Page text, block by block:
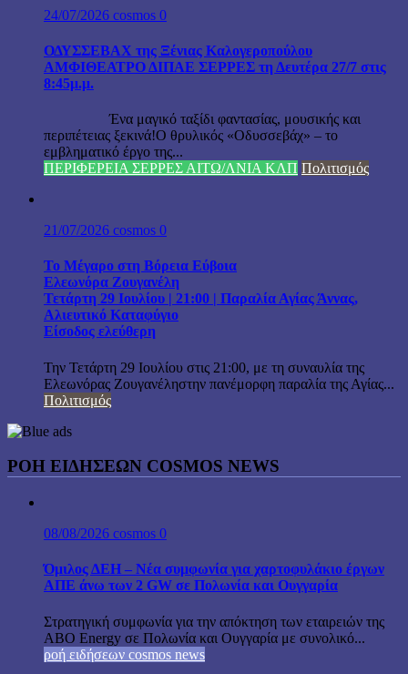
24/07/2026 cosmos 0
ΟΔΥΣΣΕΒΑΧ της Ξένιας Καλογεροπούλου
ΑΜΦΙΘΕΑΤΡΟ ΔΙΠΑΕ ΣΕΡΡΕΣ τη Δευτέρα 27/7 στις
8:45μ.μ.
Ένα μαγικό ταξίδι φαντασίας, μουσικής και
περιπέτειας ξεκινά!Ο θρυλικός «Οδυσσεβάχ» – το
εμβληματικό έργο της...
ΠΕΡΙΦΕΡΕΙΑ ΣΕΡΡΕΣ ΑΙΤΩ/ΛΝΙΑ ΚΛΠ Πολιτισμός
21/07/2026 cosmos 0
Το Μέγαρο στη Βόρεια Εύβοια
Ελεωνόρα Ζουγανέλη
Τετάρτη 29 Ιουλίου | 21:00 | Παραλία Αγίας Άννας,
Αλιευτικό Καταφύγιο
Είσοδος ελεύθερη
Την Τετάρτη 29 Ιουλίου στις 21:00, με τη συναυλία της
Ελεωνόρας Ζουγανέληστην πανέμορφη παραλία της Αγίας...
Πολιτισμός
ΡΟΗ ΕΙΔΗΣΕΩΝ COSMOS NEWS
08/08/2026 cosmos 0
Όμιλος ΔΕΗ – Νέα συμφωνία για χαρτοφυλάκιο έργων
ΑΠΕ άνω των 2 GW σε Πολωνία και Ουγγαρία
Στρατηγική συμφωνία για την απόκτηση των εταιρειών της
ABO Energy σε Πολωνία και Ουγγαρία με συνολικό...
ροή ειδήσεων cosmos news